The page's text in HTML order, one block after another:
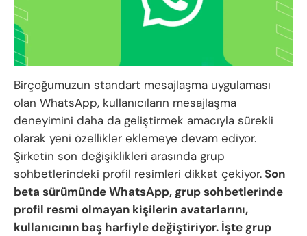
Birçoğumuzun standart mesajlaşma uygulaması
olan WhatsApp, kullanıcıların mesajlaşma
deneyimini daha da geliştirmek amacıyla sürekli
olarak yeni özellikler eklemeye devam ediyor.
Şirketin son değişiklikleri arasında grup
sohbetlerindeki profil resimleri dikkat çekiyor.Son
beta sürümünde WhatsApp, grup sohbetlerinde
profil resmi olmayan kişilerin avatarlarını,
kullanıcının baş harfiyle değiştiriyor. İşte grup